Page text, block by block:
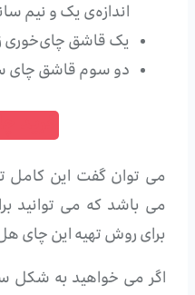
اندازه‌ی یک و نیم
یک قاشق چای‌خوری
دو سوم قاشق چای
خرید
می توان گفت این کامل
می باشد که می توانید
برای روش تهیه این چای
اگر می خواهید به شکل